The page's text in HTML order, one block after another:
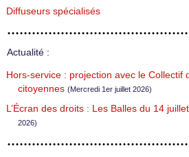
Diffuseurs spécialisés
Actualité :
Hors-service : projection avec le Collectif
citoyennes (Mercredi 1er juillet 2026)
L’Écran des droits : Les Balles du 14
2026)